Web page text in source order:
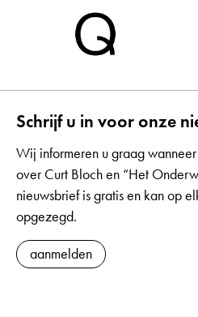
Schrijf u in voor onze
Wij informeren u graag
over Curt Bloch en “Het
nieuwsbrief is gratis en kan op
opgezegd.
aanmelden